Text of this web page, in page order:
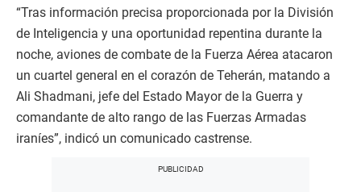
“Tras información precisa proporcionada por la División
de Inteligencia y una oportunidad repentina durante la
noche, aviones de combate de la Fuerza Aérea atacaron
un cuartel general en el corazón de Teherán, matando a
Ali Shadmani, jefe del Estado Mayor de la Guerra y
comandante de alto rango de las Fuerzas Armadas
iraníes”, indicó un comunicado castrense.